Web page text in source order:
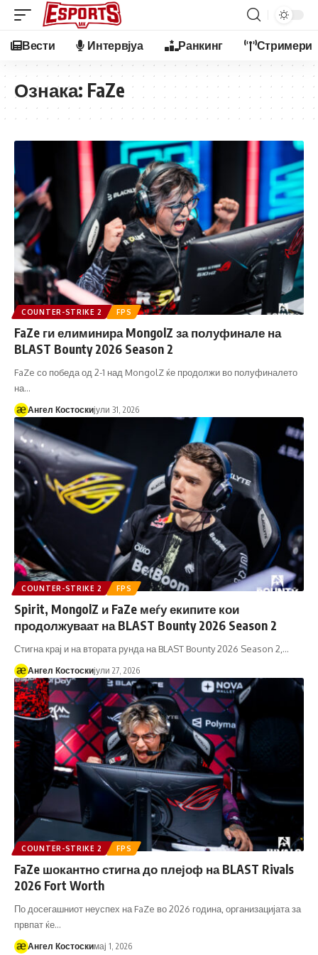
Вести Интервјуа Ранкинг Стримери
Ознака: FaZe
COUNTER-STRIKE 2 FPS
FaZe ги елиминира MongolZ за полуфинале на
BLAST Bounty 2026 Season 2
FaZe со победа од 2-1 над MongolZ ќе продолжи во полуфиналето
на…
Ангел Костоскијули 31, 2026
COUNTER-STRIKE 2 FPS
Spirit, MongolZ и FaZe меѓу екипите кои
продолжуваат на BLAST Bounty 2026 Season 2
Стигна крај и на втората рунда на BLAST Bounty 2026 Season 2,…
Ангел Костоскијули 27, 2026
COUNTER-STRIKE 2 FPS
FaZe шокантно стигна до плејоф на BLAST Rivals
2026 Fort Worth
По досегашниот неуспех на FaZe во 2026 година, организацијата за
првпат ќе…
Ангел Костоскимај 1, 2026